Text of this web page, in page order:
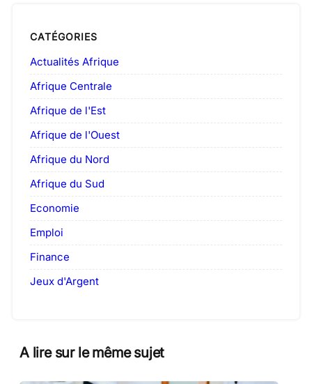
CATÉGORIES
Actualités Afrique
Afrique Centrale
Afrique de l'Est
Afrique de l'Ouest
Afrique du Nord
Afrique du Sud
Economie
Emploi
Finance
Jeux d'Argent
A lire sur le même sujet